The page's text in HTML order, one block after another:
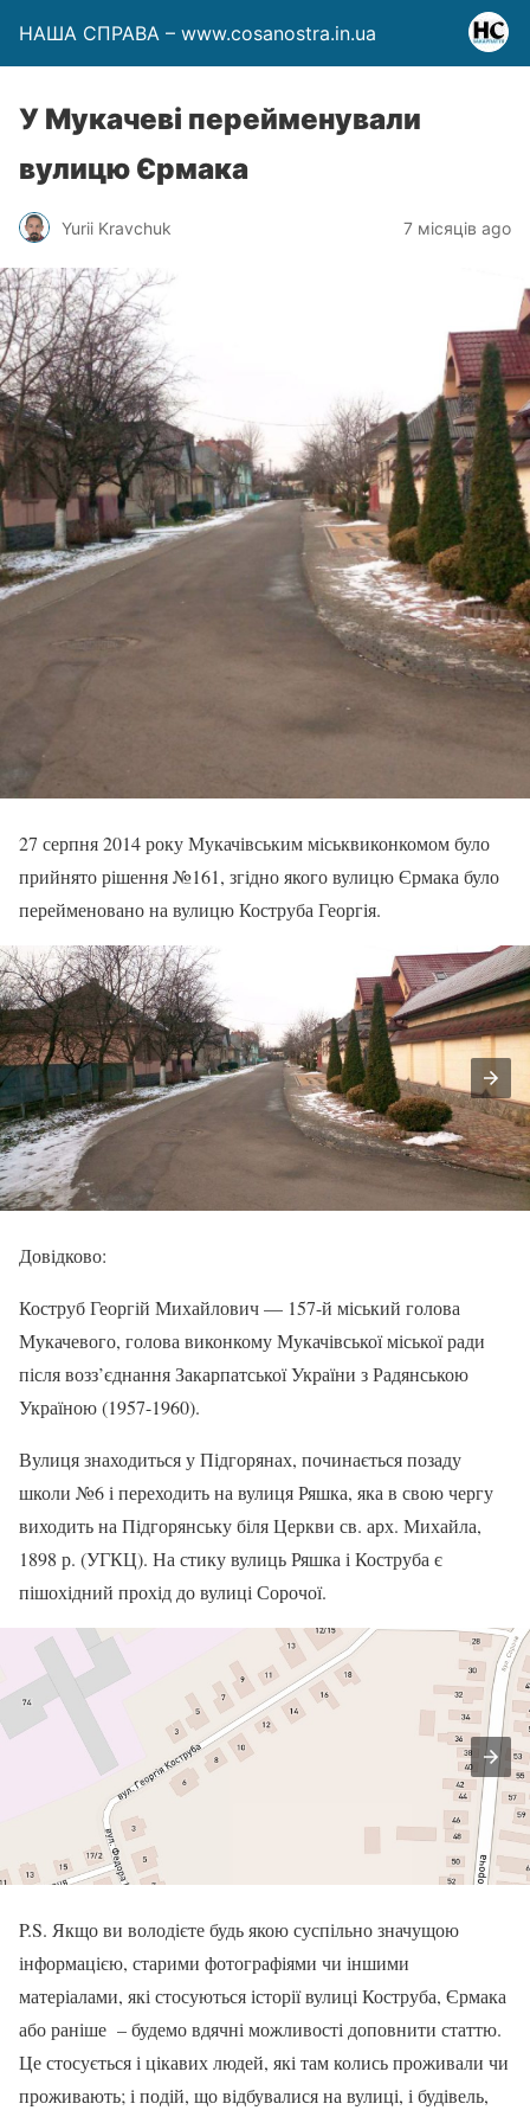
НАША СПРАВА – www.cosanostra.in.ua
У Мукачеві перейменували
вулицю Єрмака
Yurii Kravchuk 7 місяців ago
27 серпня 2014 року Мукачівським міськвиконкомом було
прийнято рішення №161, згідно якого вулицю Єрмака було
перейменовано на вулицю Коструба Георгія.
Довідково:
Коструб Георгій Михайлович — 157-й міський голова
Мукачевого, голова виконкому Мукачівської міської ради
після возз’єднання Закарпатської України з Радянською
Україною (1957-1960).
Вулиця знаходиться у Підгорянах, починається позаду
школи №6 і переходить на вулиця Ряшка, яка в свою чергу
виходить на Підгорянську біля Церкви св. арх. Михайла,
1898 р. (УГКЦ). На стику вулиць Ряшка і Коструба є
пішохідний прохід до вулиці Сорочої.
P.S. Якщо ви володієте будь якою суспільно значущою
інформацією, старими фотографіями чи іншими
матеріалами, які стосуються історії вулиці Коструба, Єрмака
або раніше – будемо вдячні можливості доповнити статтю.
Це стосується і цікавих людей, які там колись проживали чи
проживають; і подій, що відбувалися на вулиці, і будівель,